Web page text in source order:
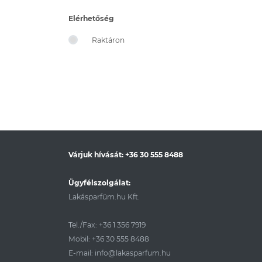
Elérhetőség
Raktáron
Várjuk hívását: +36 30 555 8488
Ügyfélszolgálat:
Lakásparfüm.hu Kft.
Tel./Fax: +36 1 356 7919
Mobil: +36 30 555 8488
E-mail: info@lakasparfum.hu